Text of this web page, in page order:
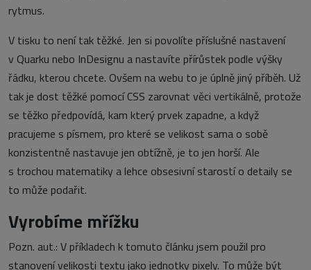
rytmus.
V tisku to není tak těžké. Jen si povolíte příslušné nastavení
v Quarku nebo InDesignu a nastavíte přírůstek podle výšky
řádku, kterou chcete. Ovšem na webu to je úplně jiný příběh. Už
tak je dost těžké pomocí CSS zarovnat věci vertikálně, protože
se těžko předpovídá, kam který prvek zapadne, a když
pracujeme s písmem, pro které se velikost sama o sobě
konzistentně nastavuje jen obtížně, je to jen horší. Ale
s trochou matematiky a lehce obsesivní starostí o detaily se
to může podařit.
Vyrobíme mřížku
Pozn. aut.: V příkladech k tomuto článku jsem použil pro
stanovení velikosti textu jako jednotky pixely. To může být